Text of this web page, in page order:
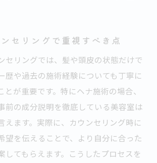
セリングで重視すべき点
セリングでは、髪や頭皮の状態だけで
歴や過去の施術経験についても丁寧に
とが重要です。特にヘナ施術の場合、
前の成分説明を徹底している美容室は
えます。実際に、カウンセリング時に
望を伝えることで、より自分に合った
してもらえます。こうしたプロセスを